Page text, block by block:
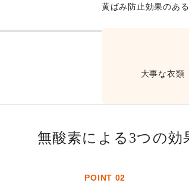
黄ばみ防止効果のあ
大事な衣類
無酸素による3つの効
POINT 02